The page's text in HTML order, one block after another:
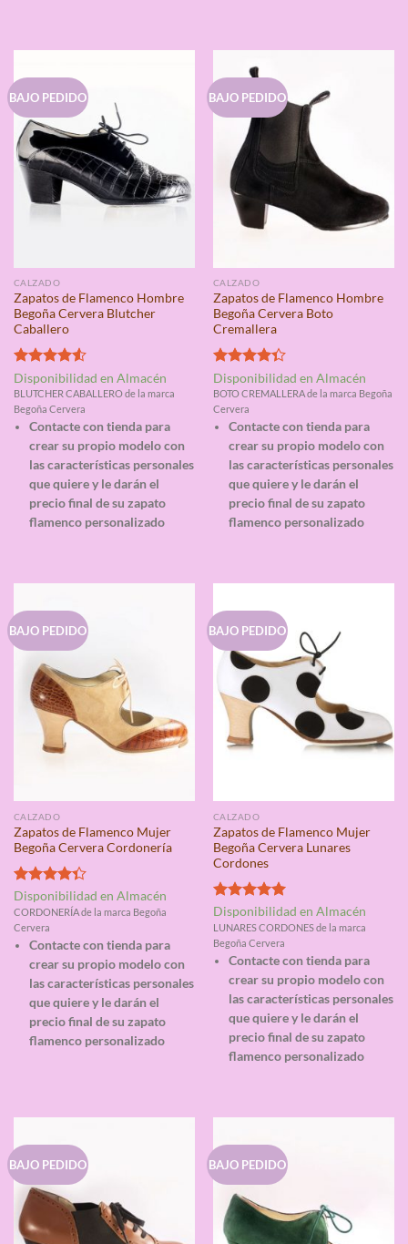
BAJO PEDIDO
CALZADO
Zapatos de Flamenco Hombre
Begoña Cervera Blutcher
Caballero
Valorado
con4.50
de 5
Disponibilidad en Almacén
BLUTCHER CABALLERO de la marca
Begoña Cervera
Contacte con tienda para
crear su propio modelo con
las características personales
que quiere y le darán el
precio final de su zapato
flamenco personalizado
BAJO PEDIDO
CALZADO
Zapatos de Flamenco Hombre
Begoña Cervera Boto
Cremallera
Valorado
con4.33
de 5
Disponibilidad en Almacén
BOTO CREMALLERA de la marca Begoña
Cervera
Contacte con tienda para
crear su propio modelo con
las características personales
que quiere y le darán el
precio final de su zapato
flamenco personalizado
BAJO PEDIDO
CALZADO
Zapatos de Flamenco Mujer
Begoña Cervera Cordonería
Valorado
con4.33
de 5
Disponibilidad en Almacén
CORDONERÍA de la marca Begoña
Cervera
Contacte con tienda para
crear su propio modelo con
las características personales
que quiere y le darán el
precio final de su zapato
flamenco personalizado
BAJO PEDIDO
CALZADO
Zapatos de Flamenco Mujer
Begoña Cervera Lunares
Cordones
Valorado
con5.00
de 5
Disponibilidad en Almacén
LUNARES CORDONES de la marca
Begoña Cervera
Contacte con tienda para
crear su propio modelo con
las características personales
que quiere y le darán el
precio final de su zapato
flamenco personalizado
BAJO PEDIDO BAJO PEDIDO